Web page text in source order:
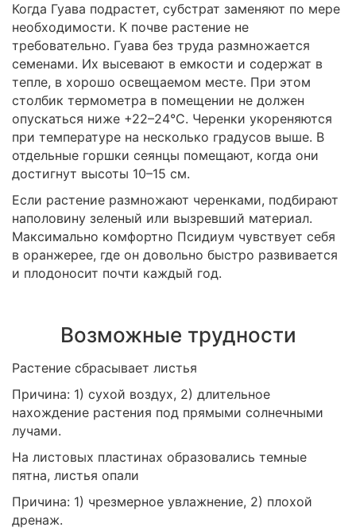
Когда Гуава подрастет, субстрат заменяют по мере
необходимости. К почве растение не
требовательно. Гуава без труда размножается
семенами. Их высевают в емкости и содержат в
тепле, в хорошо освещаемом месте. При этом
столбик термометра в помещении не должен
опускаться ниже +22–24°С. Черенки укореняются
при температуре на несколько градусов выше. В
отдельные горшки сеянцы помещают, когда они
достигнут высоты 10–15 см.
Если растение размножают черенками, подбирают
наполовину зеленый или вызревший материал.
Максимально комфортно Псидиум чувствует себя
в оранжерее, где он довольно быстро развивается
и плодоносит почти каждый год.
Возможные трудности
Растение сбрасывает листья
Причина: 1) сухой воздух, 2) длительное
нахождение растения под прямыми солнечными
лучами.
На листовых пластинах образовались темные
пятна, листья опали
Причина: 1) чрезмерное увлажнение, 2) плохой
дренаж.